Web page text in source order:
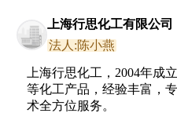
上海行思化工有限公司
法人:陈小燕
上海行思化工，2004年成
等化工产品，经验丰富，
术全方位服务。